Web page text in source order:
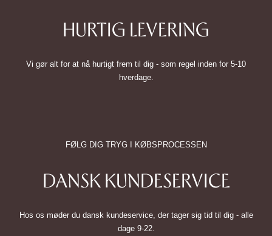
HURTIG LEVERING
Vi gør alt for at nå hurtigt frem til dig - som regel inden for 5-10
hverdage.
FØLG DIG TRYG I KØBSPROCESSEN
DANSK KUNDESERVICE
Hos os møder du dansk kundeservice, der tager sig tid til dig - alle
dage 9-22.